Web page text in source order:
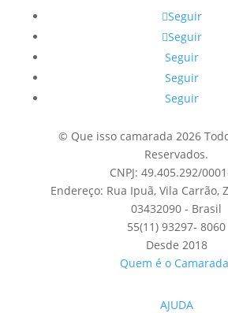
Seguir
Seguir
Seguir
Seguir
Seguir
© Que isso camarada 2026
Reservados.
CNPJ: 49.405.292/
Endereço: Rua Ipuã, Vila Carrão,
03432090 - Brasil
55(11) 93297- 8060
Desde 2018
Quem é o
AJUDA